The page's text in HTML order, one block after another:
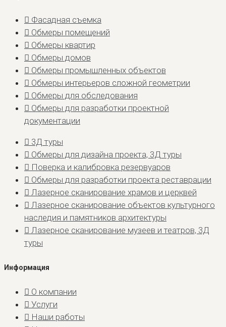
Фасадная съемка
Обмеры помещений
Обмеры квартир
Обмеры домов
Обмеры промышленных объектов
Обмеры интерьеров сложной геометрии
Обмеры для обследования
Обмеры для разработки проектной
документации
3Д туры
Обмеры для дизайна проекта, 3Д туры
Поверка и калибровка резервуаров
Обмеры для разработки проекта реставрации
Лазерное сканирование храмов и церквей
Лазерное сканирование объектов культурного
наследия и памятников архитектуры
Лазерное сканирование музеев и театров, 3Д
туры
Информация
О компании
Услуги
Наши работы